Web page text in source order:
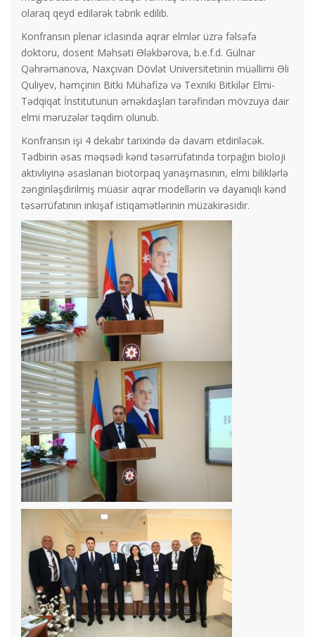
olaraq qeyd edilərək təbrik edilib.
Konfransın plenar iclasında aqrar elmlər üzrə fəlsəfə
doktoru, dosent Məhsəti Ələkbərova, b.e.f.d. Gülnar
Qəhrəmanova, Naxçıvan Dövlət Universitetinin müəllimi Əli
Quliyev, həmçinin Bitki Mühafizə və Texniki Bitkilər Elmi-
Tədqiqat İnstitutunun əməkdaşları tərəfindən mövzuya dair
elmi məruzələr təqdim olunub.
Konfransın işi 4 dekabr tarixində də davam etdiriləcək.
Tədbirin əsas məqsədi kənd təsərrüfatında torpağın bioloji
aktivliyinə əsaslanan biotorpaq yanaşmasının, elmi biliklərlə
zənginləşdirilmiş müasir aqrar modellərin və dayanıqlı kənd
təsərrüfatının inkişaf istiqamətlərinin müzakirəsidir.